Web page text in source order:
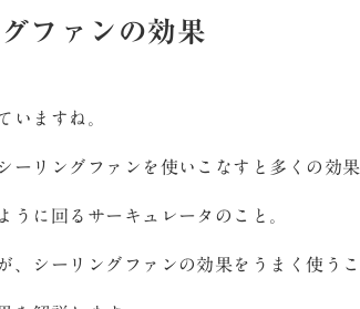
ファンの効果
いますね。
リングファンを使いこなすと多くの効果
うに回るサーキュレータのこと。
シーリングファンの効果をうまく使う